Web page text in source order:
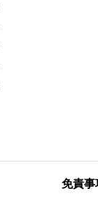
免責事